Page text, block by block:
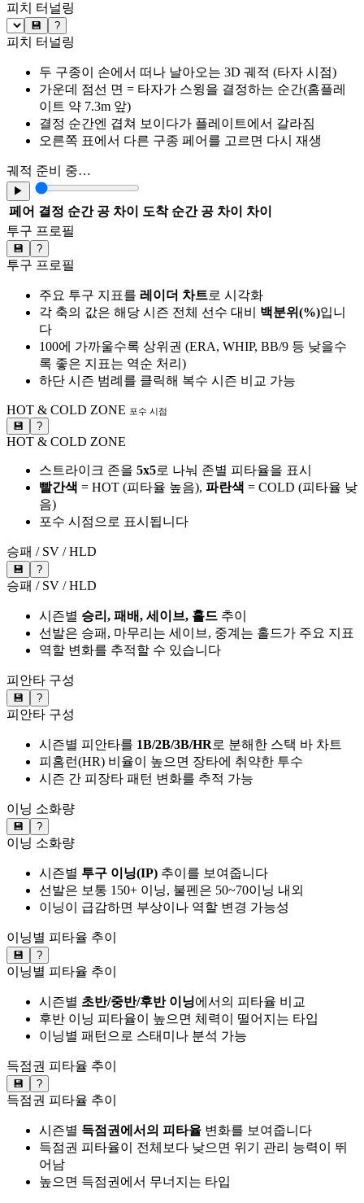
피치 터널링
💾 ?
피치 터널링
두 구종이 손에서 떠나 날아오는 3D 궤적 (타자 시점)
가운데 점선 면 = 타자가 스윙을 결정하는 순간(홈플레
이트 약 7.3m 앞)
결정 순간엔 겹쳐 보이다가 플레이트에서 갈라짐
오른쪽 표에서 다른 구종 페어를 고르면 다시 재생
궤적 준비 중…
▶
페어 결정 순간 공 차이 도착 순간 공 차이
차이
투구 프로필
💾 ?
투구 프로필
주요 투구 지표를 레이더 차트로 시각화
각 축의 값은 해당 시즌 전체 선수 대비 백분위(%)입니
다
100에 가까울수록 상위권 (ERA, WHIP, BB/9 등 낮을수
록 좋은 지표는 역순 처리)
하단 시즌 범례를 클릭해 복수 시즌 비교 가능
HOT & COLD ZONE 포수 시점
💾 ?
HOT & COLD ZONE
스트라이크 존을 5x5로 나눠 존별 피타율을 표시
빨간색 = HOT (피타율 높음), 파란색 = COLD (피타율 낮
음)
포수 시점으로 표시됩니다
승패 / SV / HLD
💾 ?
승패 / SV / HLD
시즌별 승리, 패배, 세이브, 홀드 추이
선발은 승패, 마무리는 세이브, 중계는 홀드가 주요 지표
역할 변화를 추적할 수 있습니다
피안타 구성
💾 ?
피안타 구성
시즌별 피안타를 1B/2B/3B/HR로 분해한 스택 바 차트
피홈런(HR) 비율이 높으면 장타에 취약한 투수
시즌 간 피장타 패턴 변화를 추적 가능
이닝 소화량
💾 ?
이닝 소화량
시즌별 투구 이닝(IP) 추이를 보여줍니다
선발은 보통 150+ 이닝, 불펜은 50~70이닝 내외
이닝이 급감하면 부상이나 역할 변경 가능성
이닝별 피타율 추이
💾 ?
이닝별 피타율 추이
시즌별 초반/중반/후반 이닝에서의 피타율 비교
후반 이닝 피타율이 높으면 체력이 떨어지는 타입
이닝별 패턴으로 스태미나 분석 가능
득점권 피타율 추이
💾 ?
득점권 피타율 추이
시즌별 득점권에서의 피타율 변화를 보여줍니다
득점권 피타율이 전체보다 낮으면 위기 관리 능력이 뛰
어남
높으면 득점권에서 무너지는 타입